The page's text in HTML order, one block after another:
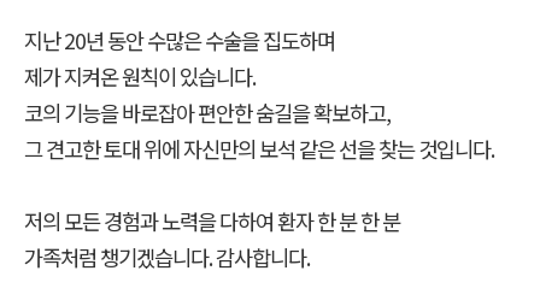
지난 20년 동안 수많은 수술을 집도하며
제가 지켜온 원칙이 있습니다.
코의 기능을 바로잡아 편안한 숨길을 확보하고,
그 견고한 토대 위에 자신만의 보석 같은 선을 찾는 것입니다.
저의 모든 경험과 노력을 다하여 환자 한 분 한 분
가족처럼 챙기겠습니다. 감사합니다.